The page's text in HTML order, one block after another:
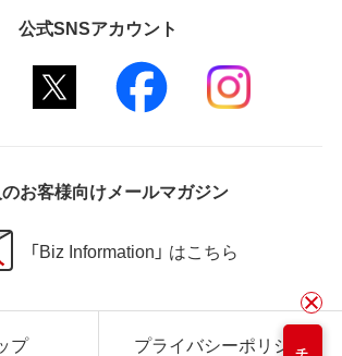
公式SNSアカウント
お客様向けメールマガジン
「Biz Information」 はこちら
プ プライバシーポリシー